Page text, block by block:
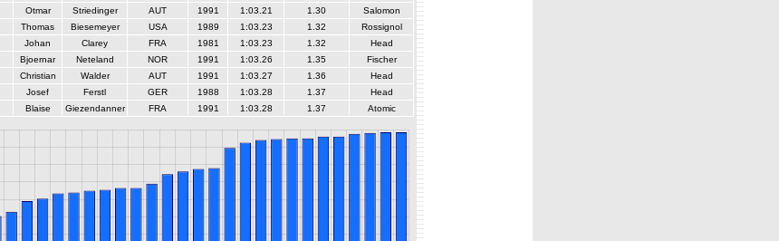
Otmar Striedinger AUT 1991 1:03.21 1.30
Salomon
Thomas Biesemeyer USA 1989 1:03.23 1.32
Rossignol
Johan Clarey FRA 1981 1:03.23 1.32
Head
Bjoernar Neteland NOR 1991 1:03.26 1.35
Fischer
Christian Walder AUT 1991 1:03.27 1.36
Head
Josef Ferstl GER 1988 1:03.28 1.37
Head
Blaise Giezendanner FRA 1991 1:03.28 1.37 Atomic